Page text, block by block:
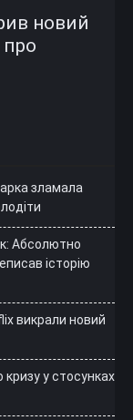
новий
зламала
Абсолютно
історію
викрали новий
кризу у стосунках